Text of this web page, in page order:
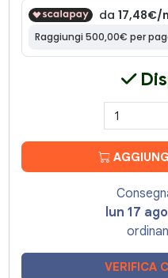
lun 17 ago
VERIFICA